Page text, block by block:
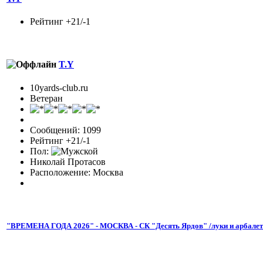
Рейтинг +21/-1
T.Y
10yards-club.ru
Ветеран
Сообщений: 1099
Рейтинг +21/-1
Пол:
Николай Протасов
Расположение: Москва
"ВРЕМЕНА ГОДА 2026" - МОСКВА - СК "Десять Ярдов" /луки и